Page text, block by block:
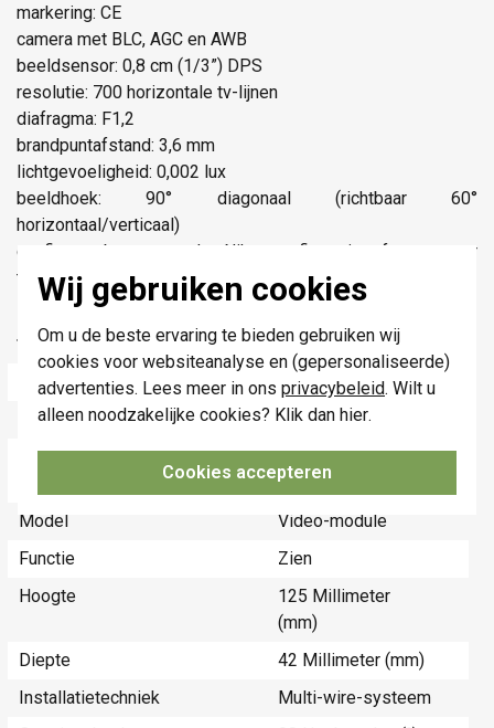
Wij gebruiken cookies
Om u de beste ervaring te bieden gebruiken wij
cookies voor websiteanalyse en (gepersonaliseerde)
advertenties. Lees meer in ons privacybeleid. Wilt u
alleen noodzakelijke cookies? Klik dan hier.
Cookies accepteren
markering: CE
camera met BLC, AGC en AWB
beeldsensor: 0,8 cm (1/3”) DPS
resolutie: 700 horizontale tv-lijnen
diafragma: F1,2
brandpuntafstand: 3,6 mm
lichtgevoeligheid: 0,002 lux
beeldhoek: 90° diagonaal (richtbaar 60°
horizontaal/verticaal)
configureerbaar met de Niko configuratiesoftware voor
toegangscontrole
Markering: CE
Technische specificaties
Specificatie
Waarde
Kleur
Zwart
Breedte
105 Millimeter
(mm)
Model
Video-module
Functie
Zien
Hoogte
125 Millimeter
(mm)
Diepte
42 Millimeter (mm)
Installatietechniek
Multi-wire-systeem